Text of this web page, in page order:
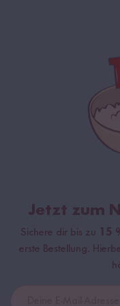
Jetzt zum
Sichere dir bis zu 15
erste Bestellung.